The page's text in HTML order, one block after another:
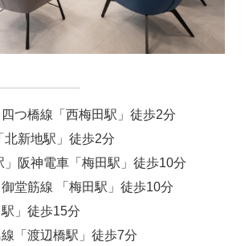
つ橋線「西梅田駅」徒歩2分
北新地駅」徒歩2分
」阪神電車「梅田駅」徒歩10分
堂筋線 「梅田駅」徒歩10分
」徒歩15分
「渡辺橋駅」徒歩7分